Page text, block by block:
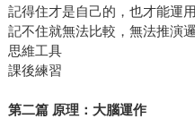
記得住才是自己的，也才能運
記不住就無法比較，無法推演
思維工具
課後練習
第二篇 原理：大腦運作